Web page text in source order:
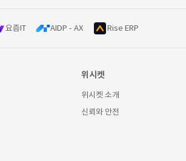
요즘IT AIDP - AX Rise ERP
위시켓
위시켓 소개
신뢰와 안전